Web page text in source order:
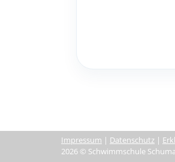
Impressum | Datenschutz |
2026 © Schwimmschule